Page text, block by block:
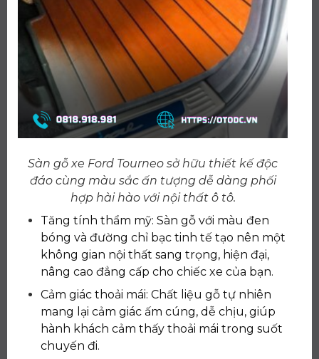
Sàn gỗ xe Ford Tourneo sở hữu thiết kế độc
đáo cùng màu sắc ấn tượng dễ dàng phối
hợp hài hào với nội thất ô tô.
Tăng tính thẩm mỹ: Sàn gỗ với màu đen
bóng và đường chỉ bạc tinh tế tạo nên một
không gian nội thất sang trọng, hiện đại,
nâng cao đẳng cấp cho chiếc xe của bạn.
Cảm giác thoải mái: Chất liệu gỗ tự nhiên
mang lại cảm giác ấm cúng, dễ chịu, giúp
hành khách cảm thấy thoải mái trong suốt
chuyến đi.